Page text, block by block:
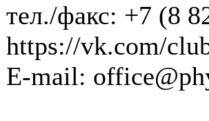
тел./факс: +7 (8
https://vk.com/
E-mail: